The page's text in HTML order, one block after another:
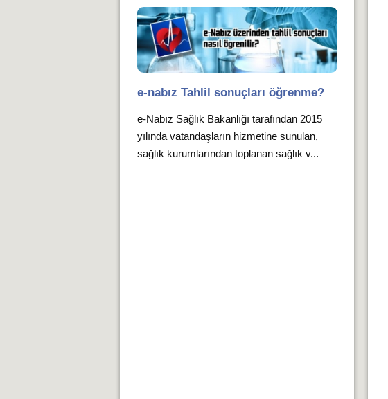
e-nabız Tahlil sonuçları öğrenme?
e-Nabız Sağlık Bakanlığı tarafından 2015
yılında vatandaşların hizmetine sunulan,
sağlık kurumlarından toplanan sağlık v...